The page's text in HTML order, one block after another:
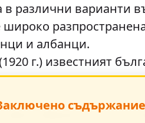
варианти
и албанци.
г.) известният
образи, които
съдържание